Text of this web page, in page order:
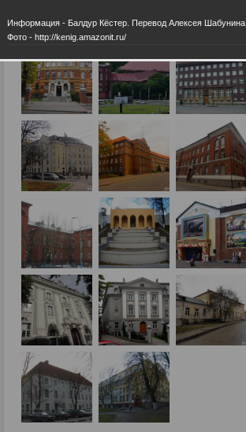
Информация - Балдур Кёстер. Перевод Алексея Шабунина.
Фото - http://kenig.amazonit.ru/